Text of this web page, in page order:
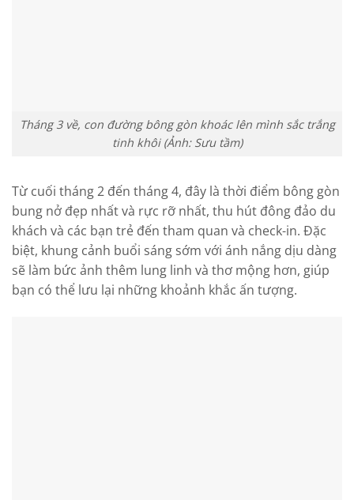
Tháng 3 về, con đường bông gòn khoác lên mình sắc trắng
tinh khôi (Ảnh: Sưu tầm)
Từ cuối tháng 2 đến tháng 4, đây là thời điểm bông gòn
bung nở đẹp nhất và rực rỡ nhất, thu hút đông đảo du
khách và các bạn trẻ đến tham quan và check-in. Đặc
biệt, khung cảnh buổi sáng sớm với ánh nắng dịu dàng
sẽ làm bức ảnh thêm lung linh và thơ mộng hơn, giúp
bạn có thể lưu lại những khoảnh khắc ấn tượng.